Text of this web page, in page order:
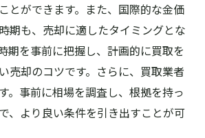
とができます。また、国際的な金価
期も、売却に適したタイミングとな
期を事前に把握し、計画的に買取を
売却のコツです。さらに、買取業者
。事前に相場を調査し、根拠を持っ
、より良い条件を引き出すことが可